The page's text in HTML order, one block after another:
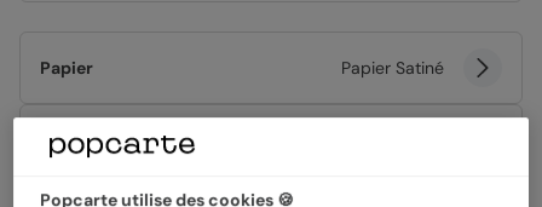
Papier Papier Satiné
Quantité
Popcarte utilise des cookies 🍪